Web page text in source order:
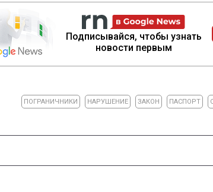
Подписывайся, чтобы узнать
новости первым
ПОГРАНИЧНИКИ НАРУШЕНИЕ ЗАКОН ПАСПОРТ